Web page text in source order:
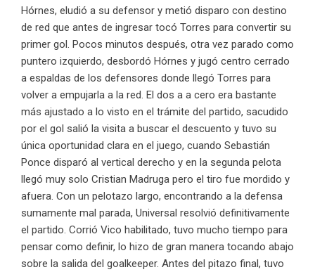
Hórnes, eludió a su defensor y metió disparo con destino
de red que antes de ingresar tocó Torres para convertir su
primer gol. Pocos minutos después, otra vez parado como
puntero izquierdo, desbordó Hórnes y jugó centro cerrado
a espaldas de los defensores donde llegó Torres para
volver a empujarla a la red. El dos a a cero era bastante
más ajustado a lo visto en el trámite del partido, sacudido
por el gol salió la visita a buscar el descuento y tuvo su
única oportunidad clara en el juego, cuando Sebastián
Ponce disparó al vertical derecho y en la segunda pelota
llegó muy solo Cristian Madruga pero el tiro fue mordido y
afuera. Con un pelotazo largo, encontrando a la defensa
sumamente mal parada, Universal resolvió definitivamente
el partido. Corrió Vico habilitado, tuvo mucho tiempo para
pensar como definir, lo hizo de gran manera tocando abajo
sobre la salida del goalkeeper. Antes del pitazo final, tuvo